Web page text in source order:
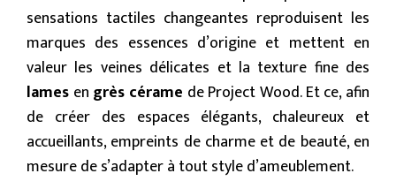
sensations tactiles changeantes reproduisent les
marques des essences d’origine et mettent en
valeur les veines délicates et la texture fine des
lames en grès cérame de Project Wood. Et ce, afin
de créer des espaces élégants, chaleureux et
accueillants, empreints de charme et de beauté, en
mesure de s’adapter à tout style d’ameublement.